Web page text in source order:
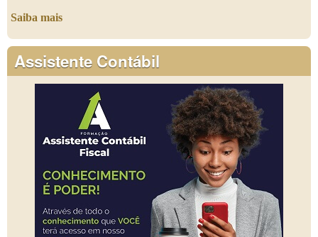
Saiba mais
Assistente Contábil